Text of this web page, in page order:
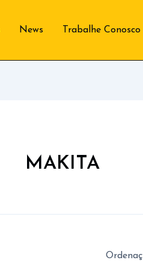
News Trabalhe Conosco
MAKITA